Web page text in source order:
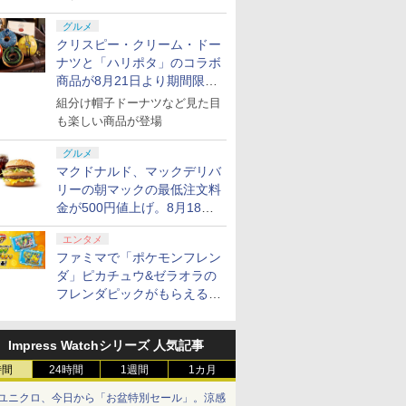
グルメ
クリスピー・クリーム・ドー
ナツと「ハリポタ」のコラボ
商品が8月21日より期間限定
で発売
組分け帽子ドーナツなど見た目
も楽しい商品が登場
グルメ
マクドナルド、マックデリバ
リーの朝マックの最低注文料
金が500円値上げ。8月18日
より1,500円から受付
エンタメ
ファミマで「ポケモンフレン
ダ」ピカチュウ&ゼラオラの
フレンダピックがもらえるキ
Impress Watchシリーズ 人気記事
24時間 1週間 1カ月
ニクロ、今日から「お盆特別セール」。涼感